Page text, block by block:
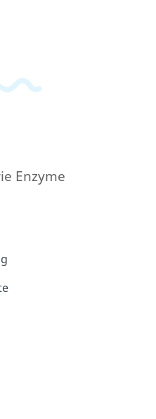
Enzyme